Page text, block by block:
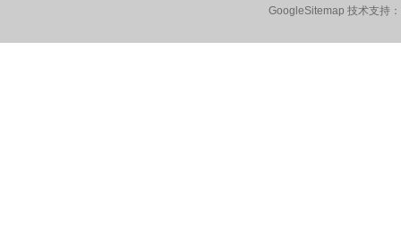
GoogleSitemap 技术支持